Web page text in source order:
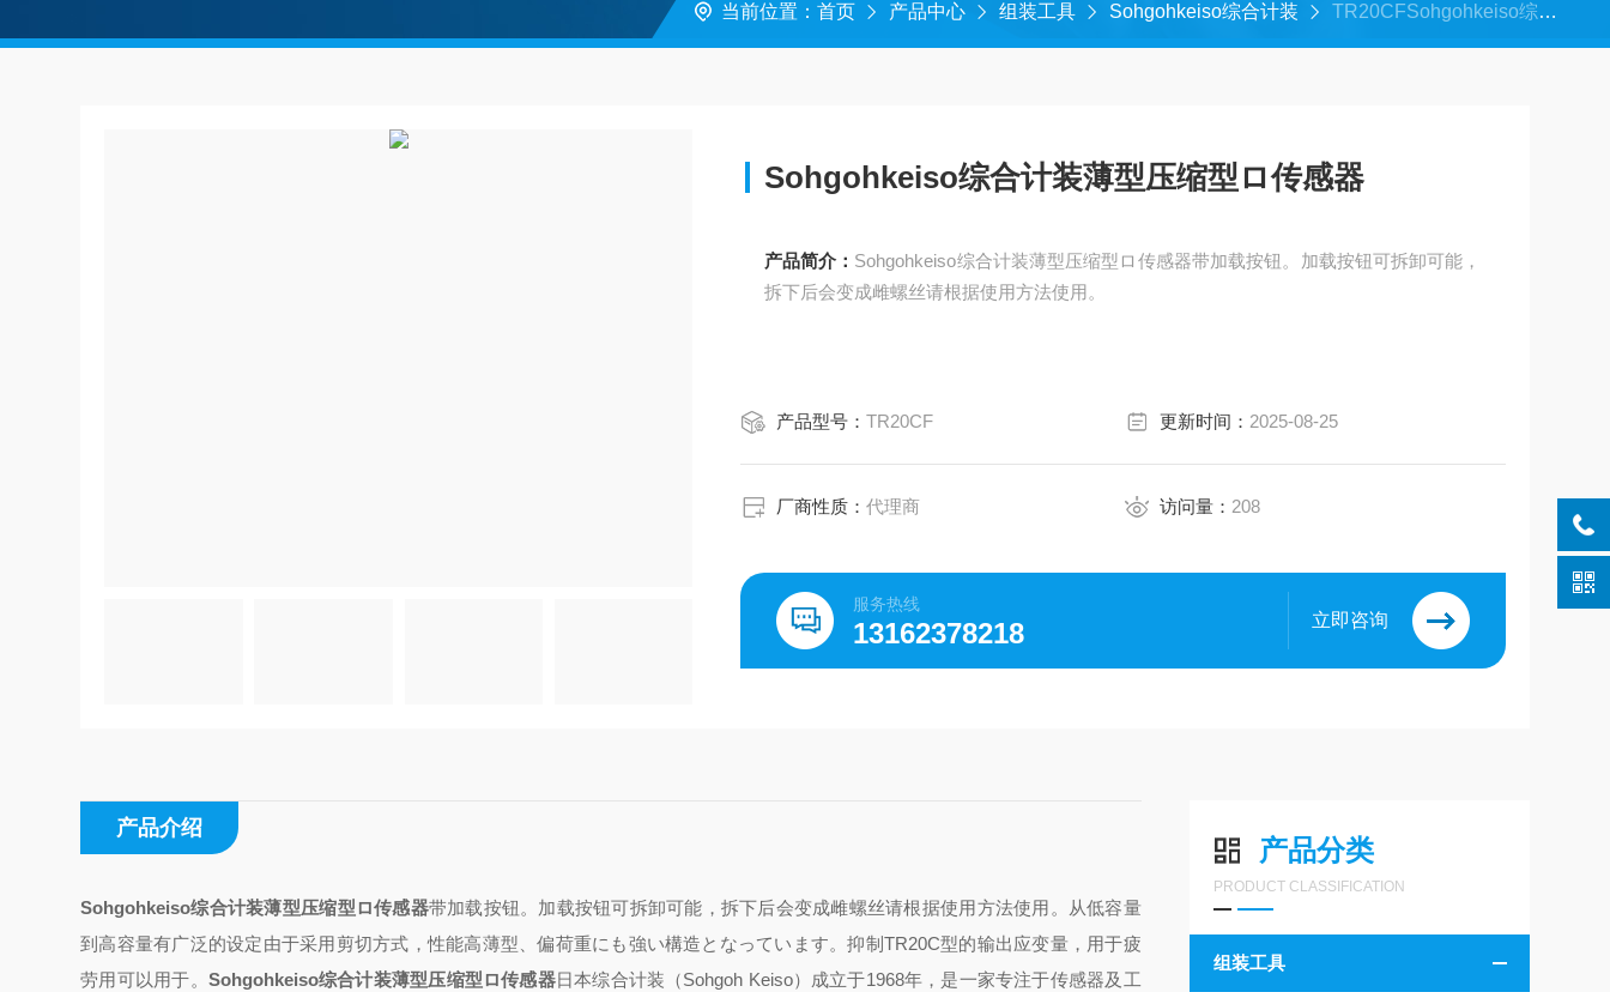
当前位置： 首页 产品中心 组装工具 Sohgohkeiso综合计装 TR20CFSohgohkeiso综合计装薄型压缩型ロ传感器
Sohgohkeiso综合计装薄型压缩型ロ传感器
产品简介： Sohgohkeiso综合计装薄型压缩型ロ传感器带加载按钮。加载按钮可拆卸可能，
拆下后会变成雌螺丝请根据使用方法使用。
产品型号：TR20CF 更新时间： 2025-08-25
厂商性质：代理商 访问量： 208
服务热线
13162378218 立即咨询
产品分类
PRODUCT CLASSIFICATION
组装工具
产品介绍
Sohgohkeiso综合计装薄型压缩型ロ传感器带加载按钮。加载按钮可拆卸可能，拆下后会变成雌螺丝请根据使用方法使用。
从低容量
到高容量有广泛的设定由于采用剪切方式，性能高薄型、偏荷重にも強い構造となっています。抑制TR20C型的输出应变量，用于疲
劳用可以用于。 Sohgohkeiso综合计装薄型压缩型ロ传感器日本综合计装（Sohgoh Keiso）成立于1968年，是一家专注于传感器及工